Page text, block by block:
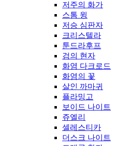
저주의 화가
스톰 윙
저승 심판자
크리스텔라
툰드라후프
검의 현자
화염 다크로드
화염의 꽃
살인 까마귀
플라밍고
보이드 나이트
쥬엘리
셀레스티카
더스크 나이트